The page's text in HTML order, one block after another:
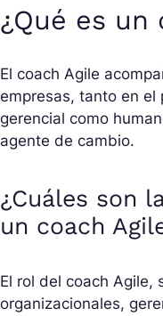
¿Qué es un
El coach Agile
empresas, tanto en el
gerencial como
agente de cambio.
¿Cuáles son
un coach
El rol del coach Agile,
organizacionales,